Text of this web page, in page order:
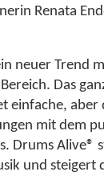
Renata
neuer Trend
Das
einfache, aber
mit dem
Drums Alive®
und steigert